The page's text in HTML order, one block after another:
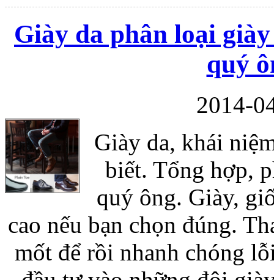
Túi đựng
Bao da Samsung
Bao da Samsung
Giày da phân loại
quý
2014-
Giày da, khái
biết. Tổng hợp,
quý ông. Giày,
cao nếu bạn chọn đúng.
mốt để rồi nhanh chóng